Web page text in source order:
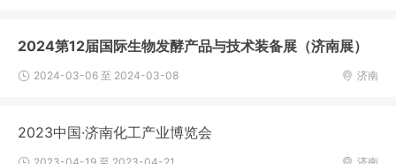
2024第12届国际生物发酵产品与技术装备展（济南展）
济南
2024-03-06 至 2024-03-08
2023中国·济南化工产业博览会